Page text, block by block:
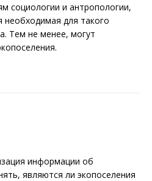
социологии и антропологии,
необходимая для такого
Тем не менее, могут
информации об
являются ли экопоселения